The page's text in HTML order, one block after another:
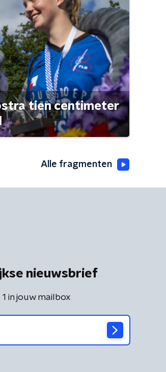
tien centimeter
Alle fragmenten
nieuwsbrief
in jouw mailbox